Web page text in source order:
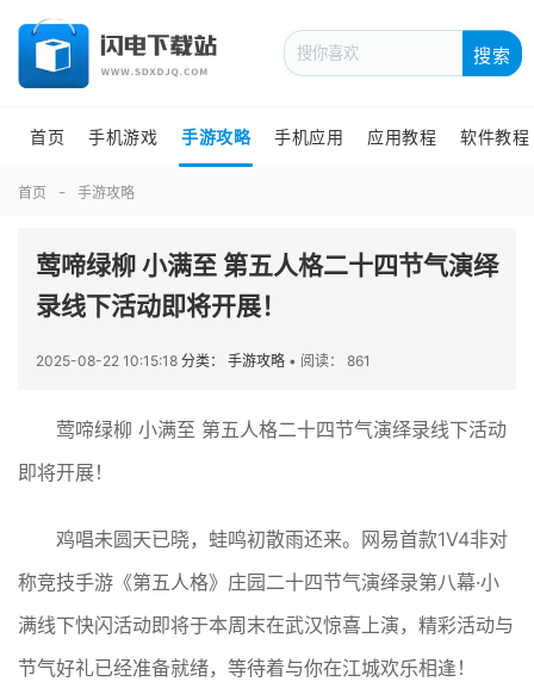
搜索
首页 手机游戏 手游攻略 手机应用 应用教程 软件教程
首页 手游攻略
莺啼绿柳 小满至 第五人格二十四节气演绎
录线下活动即将开展！
2025-08-22 10:15:18 分类： 手游攻略 • 阅读： 861
莺啼绿柳 小满至 第五人格二十四节气演绎录线下活动
即将开展！
鸡唱未圆天已晓，蛙鸣初散雨还来。网易首款1V4非对
称竞技手游《第五人格》庄园二十四节气演绎录第八幕·小
满线下快闪活动即将于本周末在武汉惊喜上演，精彩活动与
节气好礼已经准备就绪，等待着与你在江城欢乐相逢！